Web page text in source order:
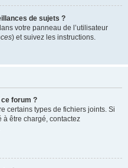
de sujets ?
votre panneau de l’utilisateur
) et suivez les instructions.
forum ?
certains types de fichiers joints. Si
à être chargé, contactez